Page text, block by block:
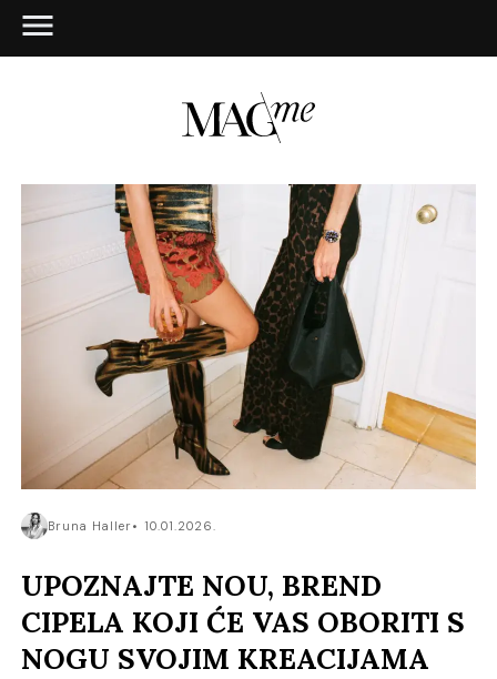
Bruna Haller 10.01.2026.
UPOZNAJTE NOU, BREND
CIPELA KOJI ĆE VAS OBORITI S
NOGU SVOJIM KREACIJAMA